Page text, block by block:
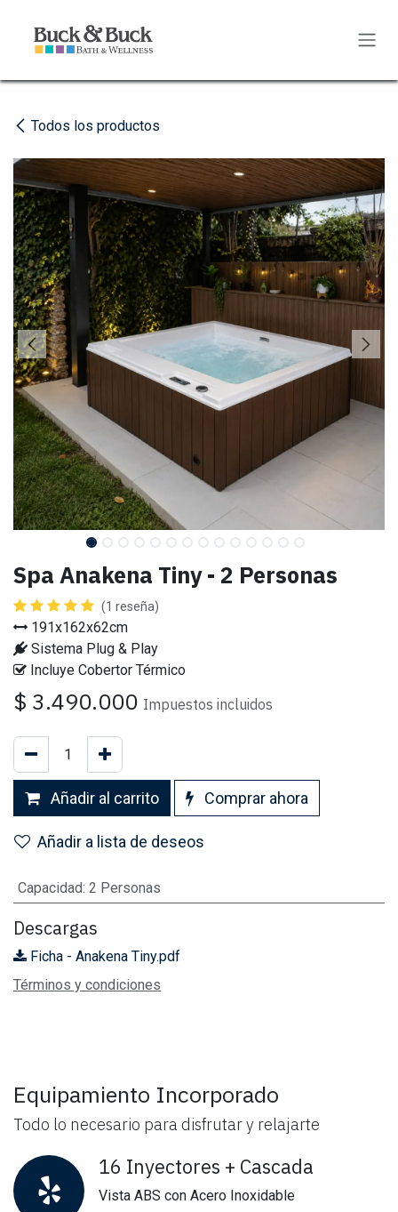
Todos los productos
Spa Anakena Tiny - 2 Personas
(1 reseña)
191x162x62cm
Sistema Plug & Play
Incluye Cobertor Térmico
$ 3.490.000 Impuestos incluidos
Añadir al carrito Comprar ahora
Añadir a lista de deseos
Capacidad: 2 Personas
Descargas
Ficha - Anakena Tiny.pdf
Términos y condiciones
Equipamiento Incorporado
Todo lo necesario para disfrutar y relajarte
16 Inyectores + Cascada
Vista ABS con Acero Inoxidable